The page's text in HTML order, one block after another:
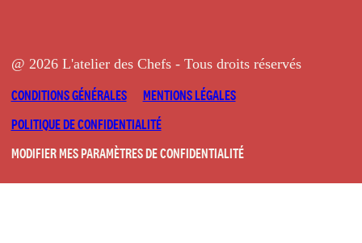
@ 2026 L'atelier des Chefs - Tous droits réservés
CONDITIONS GÉNÉRALES
MENTIONS LÉGALES
POLITIQUE DE CONFIDENTIALITÉ
MODIFIER MES PARAMÈTRES DE CONFIDENTIALITÉ